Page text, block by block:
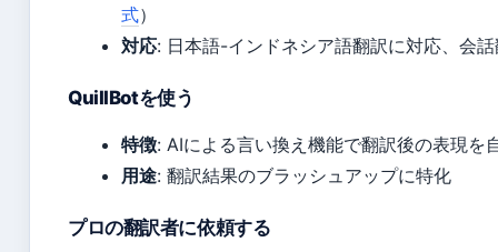
式）
対応: 日本語-インドネシア語翻訳に対応、会
QuillBotを使う
特徴: AIによる言い換え機能で翻訳後の表現を
用途: 翻訳結果のブラッシュアップに特化
プロの翻訳者に依頼する